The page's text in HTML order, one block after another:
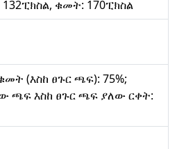
ቁመት: 170ፒክስል
(እስከ ፀጉር ጫፍ): 75%;
ጫፍ እስከ ፀጉር ጫፍ ያለው ርቀት: